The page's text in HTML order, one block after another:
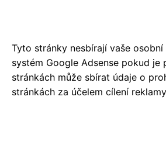
Tyto stránky nesbírají vaše osobní
systém Google Adsense pokud je
stránkách může sbírat údaje o
stránkách za účelem cílení